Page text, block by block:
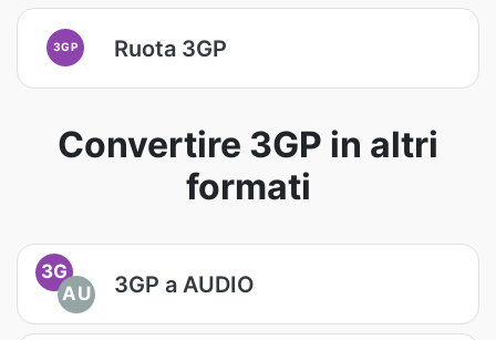
3GP Ruota 3GP
Convertire 3GP in altri
formati
3G
AU
3GP a AUDIO